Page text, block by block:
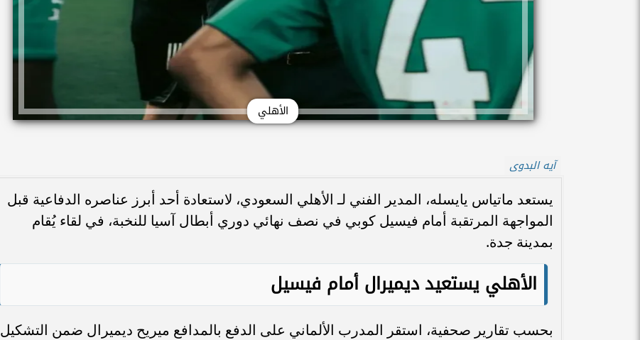
الأهلي
آيه البدوى
يستعد ماتياس يايسله، المدير الفني لـ الأهلي السعودي، لاستعادة أحد أبرز عناصره الدفاعية قبل
المواجهة المرتقبة أمام فيسيل كوبي في نصف نهائي دوري أبطال آسيا للنخبة، في لقاء يُقام
بمدينة جدة.
الأهلي يستعيد ديميرال أمام فيسيل
بحسب تقارير صحفية، استقر المدرب الألماني على الدفع بالمدافع ميريح ديميرال ضمن التشكيل